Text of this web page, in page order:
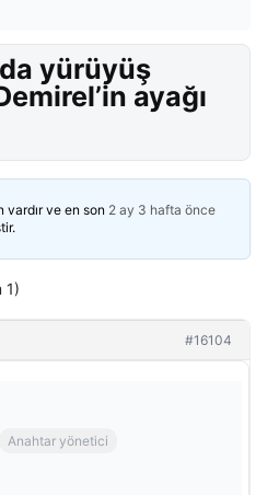
yürüyüş
ayağı
vardır ve en son 2 ay 3 hafta önce
1)
#16104
Anahtar yönetici